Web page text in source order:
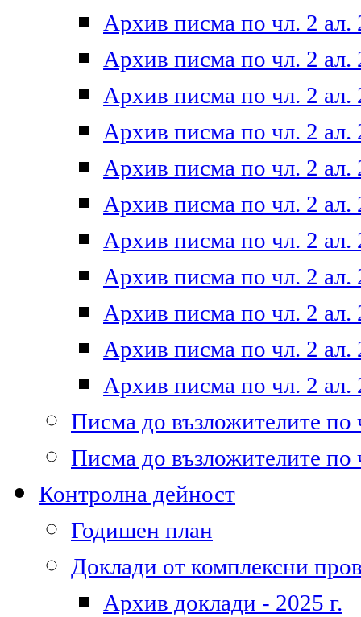
Архив писма по чл. 2 ал.
Архив писма по чл. 2 ал.
Архив писма по чл. 2 ал.
Архив писма по чл. 2 ал.
Архив писма по чл. 2 ал.
Архив писма по чл. 2 ал.
Архив писма по чл. 2 ал.
Архив писма по чл. 2 ал.
Архив писма по чл. 2 ал.
Архив писма по чл. 2 ал.
Архив писма по чл. 2 ал.
Писма до възложителите по
Писма до възложителите по
Контролна дейност
Годишен план
Доклади от комплексни
Архив доклади - 2025 г.